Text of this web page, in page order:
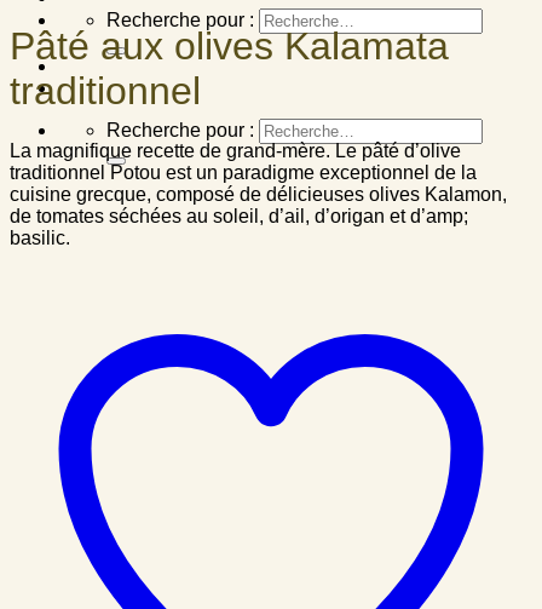
Recherche pour :
Recherche pour :
Pâté aux olives Kalamata
traditionnel
La magnifique recette de grand-mère. Le pâté d’olive
traditionnel Potou est un paradigme exceptionnel de la
cuisine grecque, composé de délicieuses olives Kalamon,
de tomates séchées au soleil, d’ail, d’origan et d’amp;
basilic.